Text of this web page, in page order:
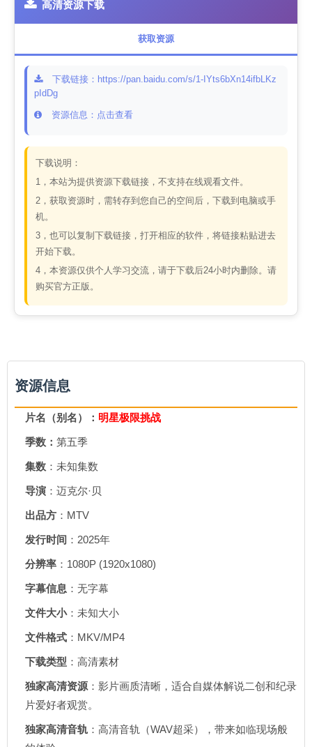
高清资源下载
获取资源
下载链接：https://pan.baidu.com/s/1-IYts6bXn14ifbLKz
pIdDg
资源信息：点击查看
下载说明：
1，本站为提供资源下载链接，不支持在线观看文件。
2，获取资源时，需转存到您自己的空间后，下载到电脑或手
机。
3，也可以复制下载链接，打开相应的软件，将链接粘贴进去
开始下载。
4，本资源仅供个人学习交流，请于下载后24小时内删除。请
购买官方正版。
资源信息
片名（别名）： 明星极限挑战
季数： 第五季
集数 ：未知集数
导演 ：迈克尔·贝
出品方 ：MTV
发行时间 ：2025年
分辨率 ：1080P (1920x1080)
字幕信息 ：无字幕
文件大小：未知大小
文件格式 ：MKV/MP4
下载类型 ：高清素材
独家高清资源 ：影片画质清晰，适合自媒体解说二创和纪录
片爱好者观赏。
独家高清音轨 ：高清音轨（WAV超采），带来如临现场般